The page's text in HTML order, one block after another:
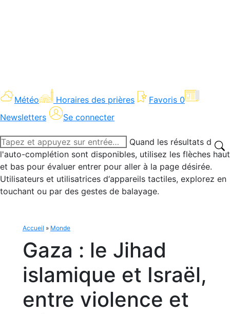
Météo Horaires des prières Favoris 0
Newsletters
Se connecter
Recherche
:
Quand les résultats de
l'auto-complétion sont disponibles, utilisez les flèches haut
et bas pour évaluer entrer pour aller à la page désirée.
Utilisateurs et utilisatrices d‘appareils tactiles, explorez en
touchant ou par des gestes de balayage.
Accueil » Monde
Gaza : le Jihad
islamique et Israël,
entre violence et